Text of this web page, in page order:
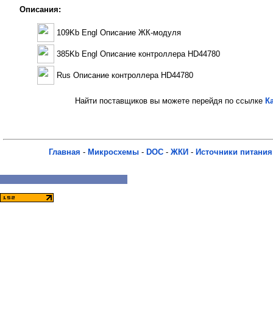
Описания:
109Kb Engl Описание ЖК-модуля
385Kb Engl Описание контроллера HD44780
Rus Описание контроллера HD44780
Найти поставщиков вы можете перейдя по ссылке
Главная - Микросхемы - DOC - ЖКИ - Источники питания